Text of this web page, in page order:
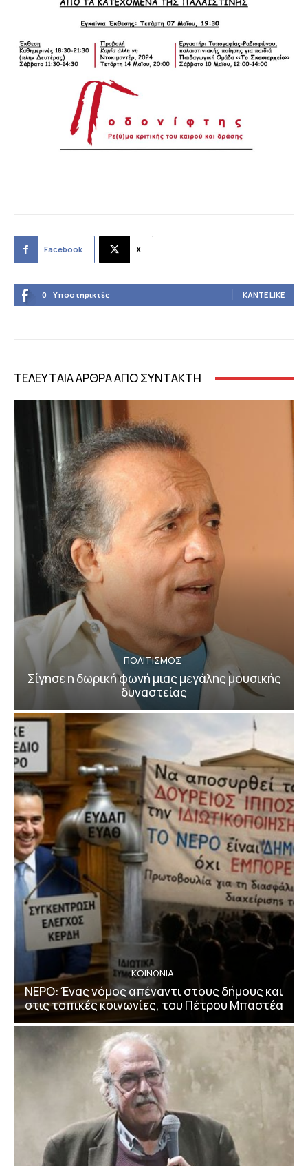
Facebook X
0 Υποστηρικτές ΚΆΝΤΕ LIKE
ΤΕΛΕΥΤΑΙΑ ΑΡΘΡΑ ΑΠΟ ΣΥΝΤΑΚΤΗ
ΠΟΛΙΤΙΣΜΟΣ
Σίγησε η δωρική φωνή μιας μεγάλης μουσικής
δυναστείας
ΚΟΙΝΩΝΙΑ
ΝΕΡΟ: Ένας νόμος απέναντι στους δήμους και
στις τοπικές κοινωνίες, του Πέτρου Μπαστέα